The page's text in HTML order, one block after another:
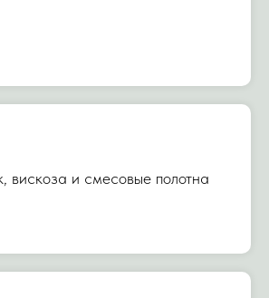
вискоза и смесовые полотна